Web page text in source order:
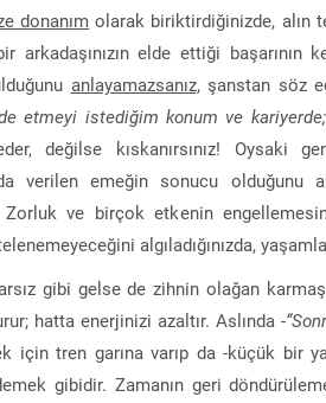
donanım olarak biriktirdiğinizde, alın
arkadaşınızın elde ettiği
anlayamazsanız, şanstan söz
etmeyi istediğim konum ve
değilse kıskanırsınız! Oysaki
verilen emeğin sonucu olduğunu
Zorluk ve birçok etkenin
algıladığınızda,
gibi gelse de zihnin olağan
hatta enerjinizi azaltır. Aslında-
tren garına varıp da -küçük bir
gibidir. Zamanın geri